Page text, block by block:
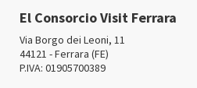
El Consorcio Visit Ferrara
Via Borgo dei Leoni, 11
44121 - Ferrara (FE)
P.IVA: 01905700389